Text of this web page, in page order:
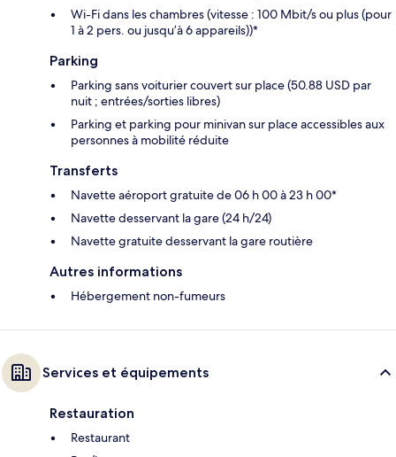
Wi-Fi dans les chambres (vitesse : 100 Mbit/s ou plus (pour
1 à 2 pers. ou jusqu’à 6 appareils))*
Parking
Parking sans voiturier couvert sur place (50.88 USD par
nuit ; entrées/sorties libres)
Parking et parking pour minivan sur place accessibles aux
personnes à mobilité réduite
Transferts
Navette aéroport gratuite de 06 h 00 à 23 h 00*
Navette desservant la gare (24 h/24)
Navette gratuite desservant la gare routière
Autres informations
Hébergement non-fumeurs
Services et équipements
Restauration
Restaurant